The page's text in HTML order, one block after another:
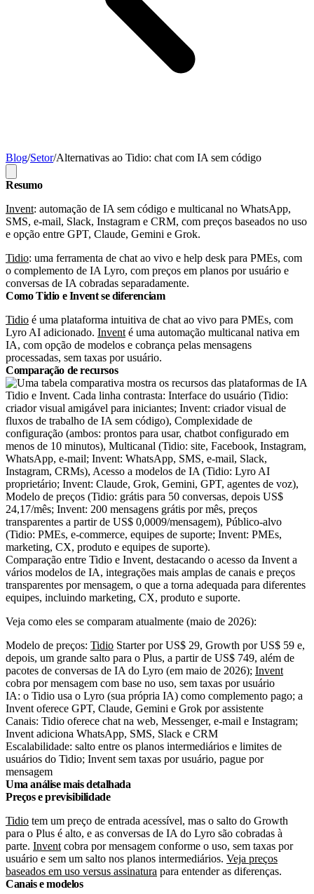
Blog/Setor/Alternativas ao Tidio: chat com IA sem código
Resumo
Invent: automação de IA sem código e multicanal no WhatsApp,
SMS, e-mail, Slack, Instagram e CRM, com preços baseados no uso
e opção entre GPT, Claude, Gemini e Grok.
Tidio: uma ferramenta de chat ao vivo e help desk para PMEs, com
o complemento de IA Lyro, com preços em planos por usuário e
conversas de IA cobradas separadamente.
Como Tidio e Invent se diferenciam
Tidio é uma plataforma intuitiva de chat ao vivo para PMEs, com
Lyro AI adicionado. Invent é uma automação multicanal nativa em
IA, com opção de modelos e cobrança pelas mensagens
processadas, sem taxas por usuário.
Comparação de recursos
Comparação entre Tidio e Invent, destacando o acesso da Invent a
vários modelos de IA, integrações mais amplas de canais e preços
transparentes por mensagem, o que a torna adequada para diferentes
equipes, incluindo marketing, CX, produto e suporte.
Veja como eles se comparam atualmente (maio de 2026):
Modelo de preços: Tidio Starter por US$ 29, Growth por US$ 59 e,
depois, um grande salto para o Plus, a partir de US$ 749, além de
pacotes de conversas de IA do Lyro (em maio de 2026); Invent
cobra por mensagem com base no uso, sem taxas por usuário
IA: o Tidio usa o Lyro (sua própria IA) como complemento pago; a
Invent oferece GPT, Claude, Gemini e Grok por assistente
Canais: Tidio oferece chat na web, Messenger, e-mail e Instagram;
Invent adiciona WhatsApp, SMS, Slack e CRM
Escalabilidade: salto entre os planos intermediários e limites de
usuários do Tidio; Invent sem taxas por usuário, pague por
mensagem
Uma análise mais detalhada
Preços e previsibilidade
Tidio tem um preço de entrada acessível, mas o salto do Growth
para o Plus é alto, e as conversas de IA do Lyro são cobradas à
parte. Invent cobra por mensagem conforme o uso, sem taxas por
usuário e sem um salto nos planos intermediários. Veja preços
baseados em uso versus assinatura para entender as diferenças.
Canais e modelos